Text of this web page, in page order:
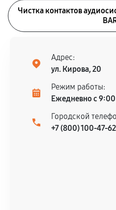
Чистка контактов
Адрес:
ул. Кирова, 20
Режим работы:
Ежедневно с
Городской
+7 (800) 100-47-62